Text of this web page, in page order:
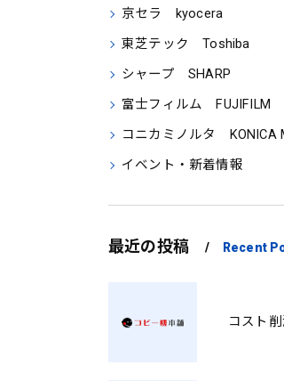
京セラ kyocera
東芝テック Toshiba
シャープ SHARP
富士フィルム FUJIFILM
コニカミノルタ KONICA
イベント・新着情報
最近の投稿 Recent